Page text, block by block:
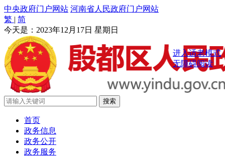
中央政府门户网站 河南省人民政府门户网站
繁 | 简
今天是： 2023年12月17日 星期日
进入适老模式
无障碍阅读
首页
政务信息
政务公开
政务服务